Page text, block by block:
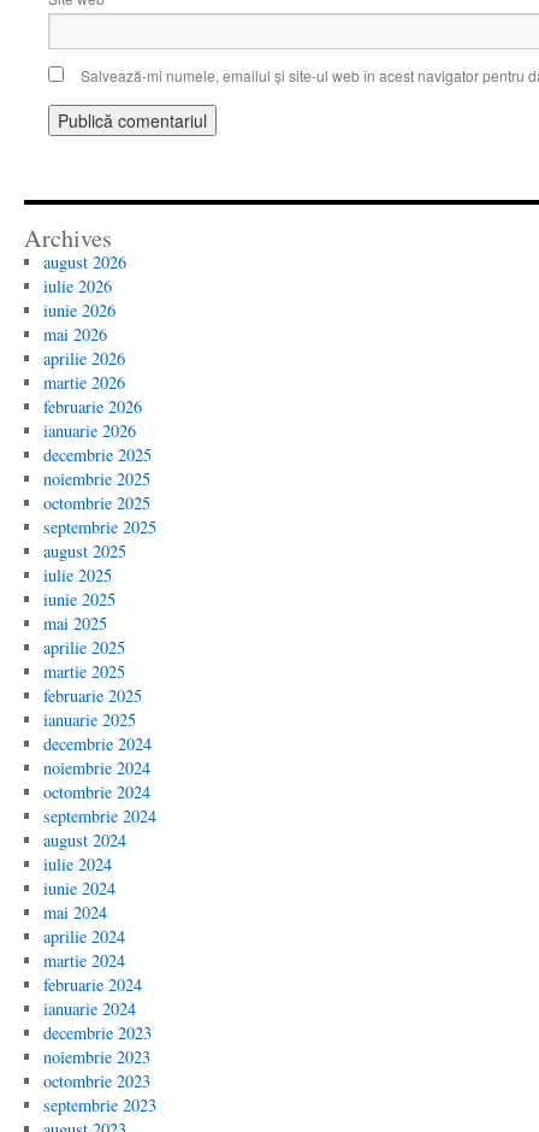
Salvează-mi numele, emailul și site-ul web în acest navigator pentru
Archives
august 2026
iulie 2026
iunie 2026
mai 2026
aprilie 2026
martie 2026
februarie 2026
ianuarie 2026
decembrie 2025
noiembrie 2025
octombrie 2025
septembrie 2025
august 2025
iulie 2025
iunie 2025
mai 2025
aprilie 2025
martie 2025
februarie 2025
ianuarie 2025
decembrie 2024
noiembrie 2024
octombrie 2024
septembrie 2024
august 2024
iulie 2024
iunie 2024
mai 2024
aprilie 2024
martie 2024
februarie 2024
ianuarie 2024
decembrie 2023
noiembrie 2023
octombrie 2023
septembrie 2023